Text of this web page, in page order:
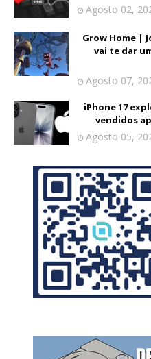
Agosto 02,
Grow Home |
vai te dar
Agosto 07,
iPhone 17
vendidos
Agosto 05,